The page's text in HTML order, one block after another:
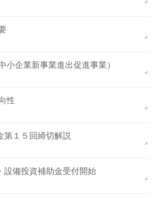
小企業新事業進出促進事業）
性
第１５回締切解説
設備投資補助金受付開始